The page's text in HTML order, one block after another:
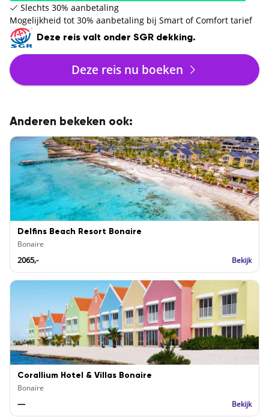
Slechts 30% aanbetaling
Mogelijkheid tot 30% aanbetaling bij Smart of Comfort tarief
Deze reis valt onder SGR dekking.
Deze reis nu boeken
Anderen bekeken ook:
Delfins Beach Resort Bonaire
Bonaire
2065,- Bekijk
Corallium Hotel & Villas Bonaire
Bonaire
— Bekijk